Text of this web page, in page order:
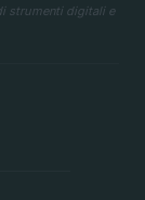
strumenti digitali e